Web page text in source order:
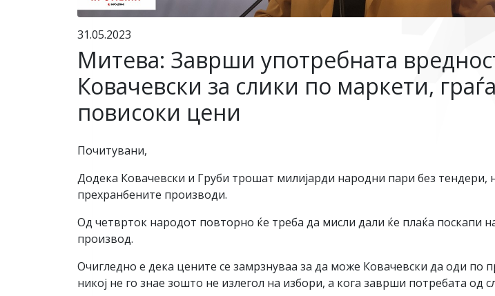
31.05.2023
Митева: Заврши употребната
Ковачевски за слики по маркети,
повисоки цени
Почитувани,
Додека Ковачевски и Груби трошат милијарди народни пари без
прехранбените производи.
Од четврток народот повторно ќе треба да мисли дали ќе плаќа поскапи
производ.
Очигледно е дека цените се замрзнуваа за да може Ковачевски да оди по
никој не го знае зошто не излегол на избори, а кога заврши потребата од